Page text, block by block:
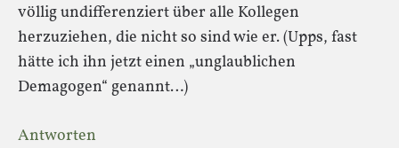
völlig undifferenziert über alle Kollegen
herzuziehen, die nicht so sind wie er. (Upps, fast
hätte ich ihn jetzt einen „unglaublichen
Demagogen“ genannt…)
Antworten